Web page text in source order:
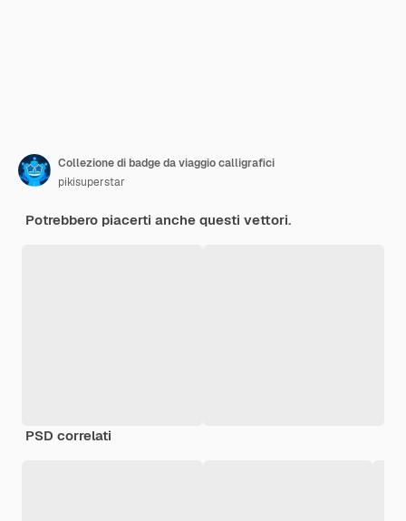
Collezione di badge da viaggio calligrafici
pikisuperstar
Potrebbero piacerti anche questi vettori.
PSD correlati